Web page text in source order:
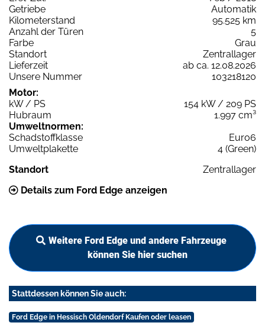
Getriebe
Automatik
Kilometerstand
95.525 km
Anzahl der Türen
5
Farbe
Grau
Standort
Zentrallager
Lieferzeit
ab ca. 12.08.2026
Unsere Nummer
103218120
Motor:
kW / PS
154 kW / 209 PS
Hubraum
1.997 cm³
Umweltnormen:
Schadstoffklasse
Euro6
Umweltplakette
4 (Green)
Standort
Zentrallager
Details zum Ford Edge anzeigen
Weitere Ford Edge und andere Fahrzeuge
können Sie hier suchen
Stattdessen können Sie auch:
Ford Edge in Hessisch Oldendorf Kaufen oder leasen